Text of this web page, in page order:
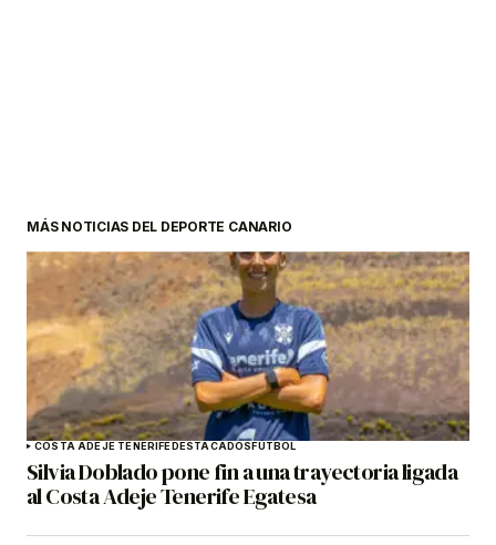
MÁS NOTICIAS DEL DEPORTE CANARIO
COSTA ADEJE TENERIFEDESTACADOSFÚTBOL
Silvia Doblado pone fin a una trayectoria ligada
al Costa Adeje Tenerife Egatesa